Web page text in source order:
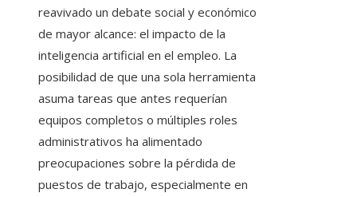
reavivado un debate social y económico
de mayor alcance: el impacto de la
inteligencia artificial en el empleo. La
posibilidad de que una sola herramienta
asuma tareas que antes requerían
equipos completos o múltiples roles
administrativos ha alimentado
preocupaciones sobre la pérdida de
puestos de trabajo, especialmente en